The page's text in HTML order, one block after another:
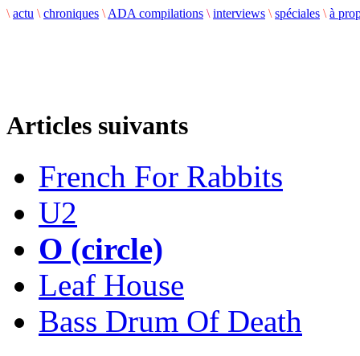
\ actu \ chroniques \ ADA compilations \ interviews \ spéciales \ à
Articles suivants
French For Rabbits
U2
O (circle)
Leaf House
Bass Drum Of Death